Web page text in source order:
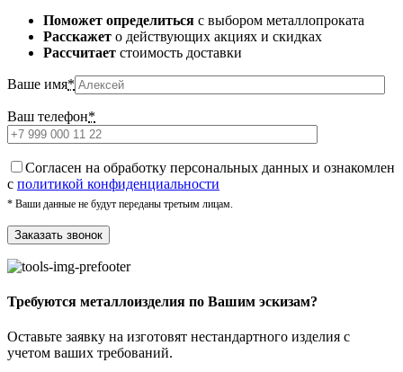
Поможет определиться с выбором металлопроката
Расскажет о действующих акциях и скидках
Рассчитает стоимость доставки
Ваше имя*
Ваш телефон*
Cогласен на обработку персональных данных и ознакомлен
с политикой конфиденциальности
* Ваши данные не будут переданы третьим лицам.
Требуются металлоизделия по Вашим эскизам?
Оставьте заявку на изготовят нестандартного изделия с
учетом ваших требований.